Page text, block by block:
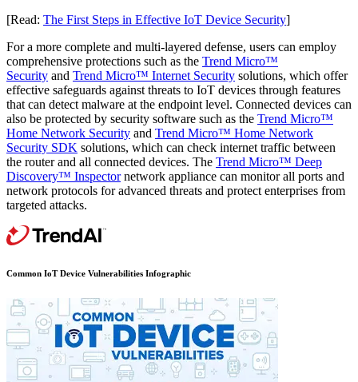
[Read: The First Steps in Effective IoT Device Security]
For a more complete and multi-layered defense, users can employ
comprehensive protections such as the Trend Micro™
Security and Trend Micro™ Internet Security solutions, which offer
effective safeguards against threats to IoT devices through features
that can detect malware at the endpoint level. Connected devices can
also be protected by security software such as the Trend Micro™
Home Network Security and Trend Micro™ Home Network
Security SDK solutions, which can check internet traffic between
the router and all connected devices. The Trend Micro™ Deep
Discovery™ Inspectornetwork appliance can monitor all ports and
network protocols for advanced threats and protect enterprises from
targeted attacks.
Common IoT Device Vulnerabilities Infographic